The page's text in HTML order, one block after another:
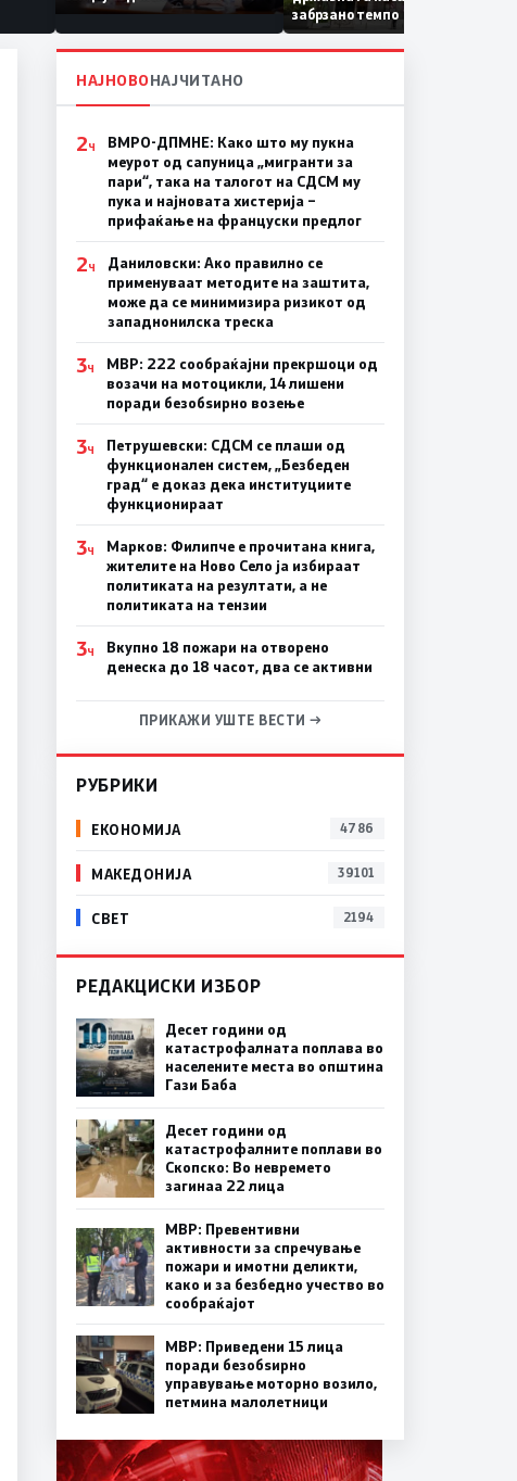
Коридор 8, Македонија
станува раскрсница на
Балканот
забрзано темпо
НАЈНОВОНАЈЧИТАНО
2Ч
ВМРО-ДПМНЕ: Како што му пукна
меурот од сапуница „мигранти за
пари“, така на талогот на СДСМ му
пука и најновата хистерија –
прифаќање на француски предлог
2Ч
Даниловски: Ако правилно се
применуваат методите на заштита,
може да се минимизира ризикот од
западнонилска треска
3Ч
МВР: 222 сообраќајни прекршоци од
возачи на мотоцикли, 14 лишени
поради безобѕирно возење
3Ч
Петрушевски: СДСМ се плаши од
функционален систем, „Безбеден
град“ е доказ дека институциите
функционираат
3Ч
Марков: Филипче е прочитана книга,
жителите на Ново Село ја избираат
политиката на резултати, а не
политиката на тензии
3Ч
Вкупно 18 пожари на отворено
денеска до 18 часот, два се активни
ПРИКАЖИ УШТЕ ВЕСТИ →
РУБРИКИ
ЕКОНОМИЈА 4786
МАКЕДОНИЈА 39101
СВЕТ 2194
РЕДАКЦИСКИ ИЗБОР
Десет години од
катастрофалната поплава во
населените места во општина
Гази Баба
Десет години од
катастрофалните поплави во
Скопско: Во невремето
загинаа 22 лица
МВР: Превентивни
активности за спречување
пожари и имотни деликти,
како и за безбедно учество во
сообраќајот
МВР: Приведени 15 лица
поради безобѕирно
управување моторно возило,
петмина малолетници